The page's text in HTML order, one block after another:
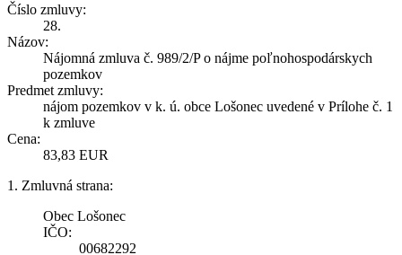
Číslo zmluvy:
28.
Názov:
Nájomná zmluva č. 989/2/P o nájme poľnohospodárskych
pozemkov
Predmet zmluvy:
nájom pozemkov v k. ú. obce Lošonec uvedené v Prílohe č. 1
k zmluve
Cena:
83,83 EUR
1. Zmluvná strana:
Obec Lošonec
IČO:
00682292